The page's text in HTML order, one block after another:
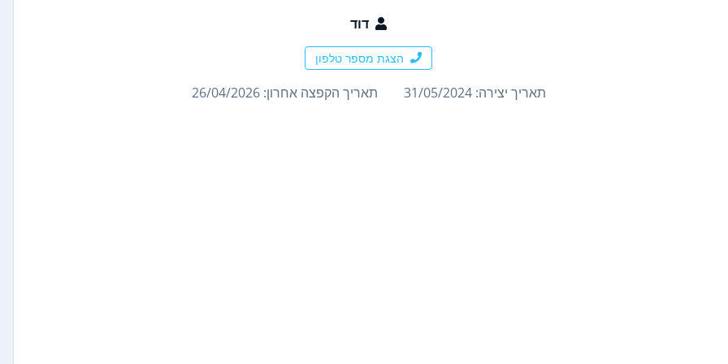
דוד
הצגת מספר טלפון
תאריך יצירה: 31/05/2024 תאריך הקפצה אחרון: 26/04/2026